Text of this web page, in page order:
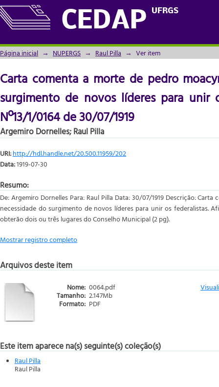
CEDAP UFRGS
Carta comenta a morte de pedro
para unir os federalistas - Doc. Nº13/1/
Página inicial → NUPERGS → Raul Pilla → Ver item
Carta comenta a morte de pedro
surgimento de novos líderes para unir
Nº13/1/0164 de 30/07/1919
Argemiro Dornelles; Raul Pilla
URI:http://hdl.handle.net/20.500.11959/202
Data:1919-07-30
Resumo:
De: Argemiro Dornelles Para: Raul Pilla Data: 30/07/1919 Descrição:
necessidade do surgimento de novos líderes para unir os federalistas.
obterão dois ou três lugares do Conselho Municipal (2 pg).
Mostrar registro completo
Arquivos deste item
Nome: 0064.pdf
Tamanho: 2.147Mb
Formato: PDF
Este item aparece na(s) seguinte(s) coleção(s)
Raul Pilla
Raul Pilla